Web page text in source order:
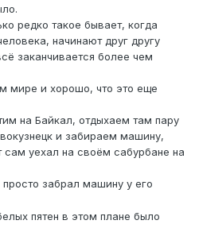
редко такое бывает, когда
начинают друг другу
заканчивается более чем
мире и хорошо, что это еще
на Байкал, отдыхаем там пару
и забираем машину,
уехал на своём сабурбане на
забрал машину у его
пятен в этом плане было